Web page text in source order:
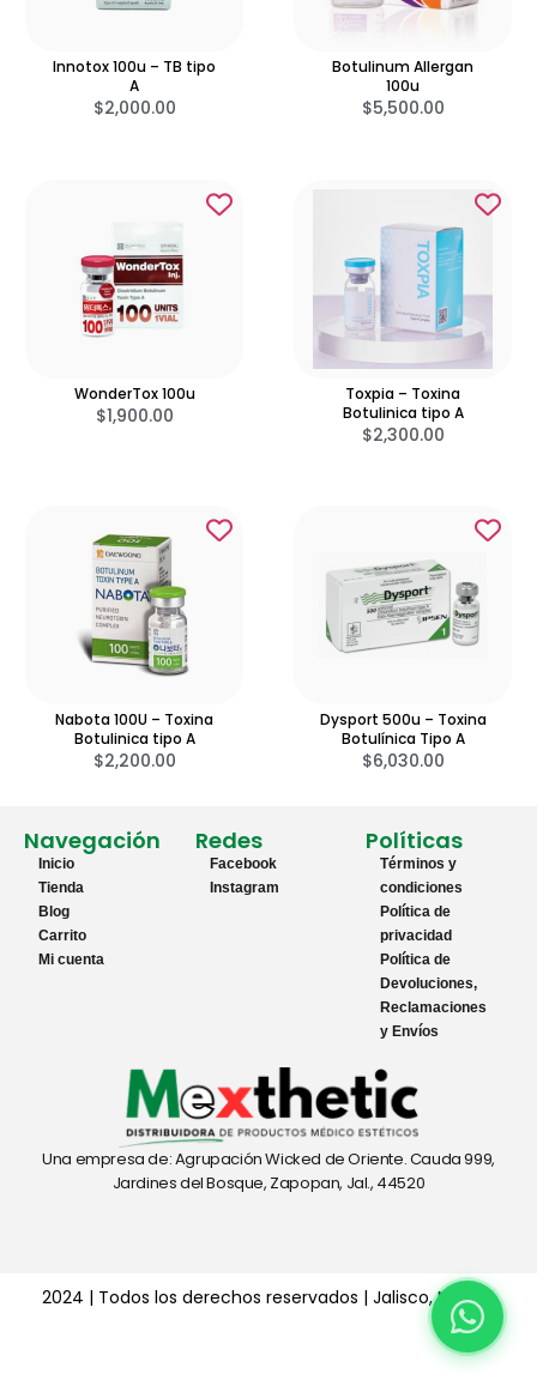
Innotox 100u – TB tipo
A
$2,000.00
Botulinum Allergan
100u
$5,500.00
WonderTox 100u
$1,900.00
Toxpia – Toxina
Botulinica tipo A
$2,300.00
Nabota 100U – Toxina
Botulinica tipo A
$2,200.00
Dysport 500u – Toxina
Botulínica Tipo A
$6,030.00
Una empresa de: Agrupación Wicked de Oriente. Cauda 999,
Jardines del Bosque, Zapopan, Jal., 44520
Navegación
Inicio
Tienda
Blog
Carrito
Mi cuenta
Redes
Facebook
Instagram
Políticas
Términos y
condiciones
Política de
privacidad
Política de
Devoluciones,
Reclamaciones
y Envíos
2024 | Todos los derechos reservados | Jalisco, México